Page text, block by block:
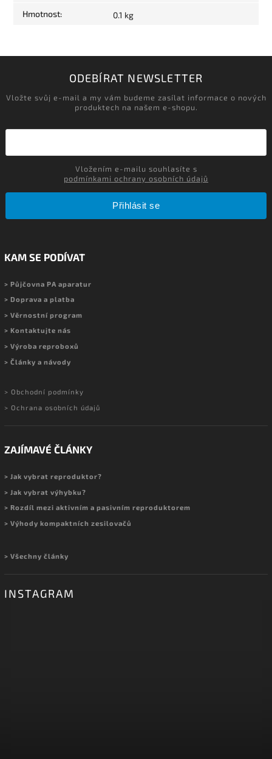
Hmotnost: 0.1 kg
ODEBÍRAT NEWSLETTER
Vložte svůj e-mail a my vám budeme zasílat informace o nových
produktech na našem e-shopu.
podmínkami ochrany osobních údajů
Přihlásit se
KAM SE PODÍVAT
> Půjčovna PA aparatur
> Doprava a platba
> Věrnostní program
> Kontaktujte nás
> Výroba reproboxů
> Články a návody
> Obchodní podmínky
> Ochrana osobních údajů
ZAJÍMAVÉ ČLÁNKY
> Jak vybrat reproduktor?
> Jak vybrat výhybku?
> Rozdíl mezi aktivním a pasivním reproduktorem
> Výhody kompaktních zesilovačů
> Všechny články
INSTAGRAM